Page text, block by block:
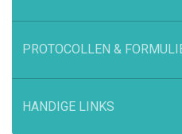
PROTOCOLLEN &
HANDIGE LINKS